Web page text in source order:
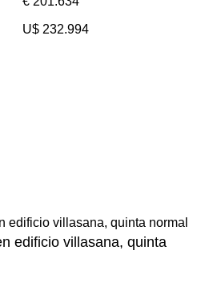
U$ 232.994
edificio villasana, quinta